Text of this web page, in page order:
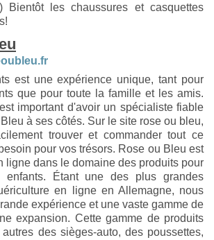
Bientôt les chaussures et casquettes
est une expérience unique, tant pour
que pour toute la famille et les amis.
important d'avoir un spécialiste fiable
à ses côtés. Sur le site rose ou bleu,
trouver et commander tout ce
pour vos trésors. Rose ou Bleu est
ligne dans le domaine des produits pour
enfants. Étant une des plus grandes
en ligne en Allemagne, nous
expérience et une vaste gamme de
expansion. Cette gamme de produits
des sièges-auto, des poussettes,